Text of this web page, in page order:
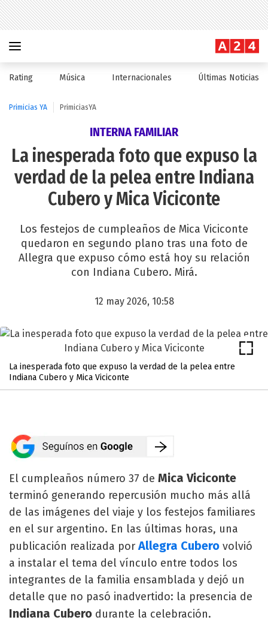
Rating Música Internacionales Últimas Noticias
Primicias YA PrimiciasYA
INTERNA FAMILIAR
La inesperada foto que expuso la
verdad de la pelea entre Indiana
Cubero y Mica Viciconte
Los festejos de cumpleaños de Mica Viciconte
quedaron en segundo plano tras una foto de
Allegra que expuso cómo está hoy su relación
con Indiana Cubero. Mirá.
12 may 2026, 10:58
La inesperada foto que expuso la verdad de la pelea entre
Indiana Cubero y Mica Viciconte
El cumpleaños número 37 de Mica Viciconte
terminó generando repercusión mucho más allá
de las imágenes del viaje y los festejos familiares
en el sur argentino. En las últimas horas, una
publicación realizada porAllegra Cubero volvió
a instalar el tema del vínculo entre todos los
integrantes de la familia ensamblada y dejó un
detalle que no pasó inadvertido: la presencia de
Indiana Cubero durante la celebración.